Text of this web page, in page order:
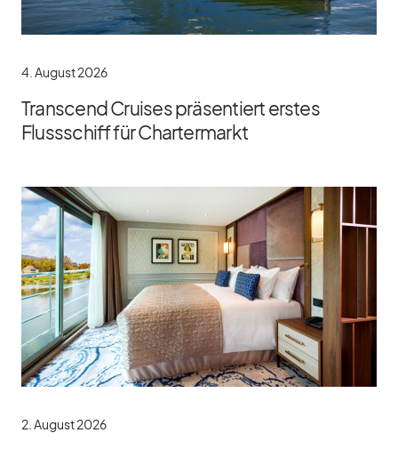
4. August 2026
Transcend Cruises präsentiert erstes
Flussschiff für Chartermarkt
2. August 2026